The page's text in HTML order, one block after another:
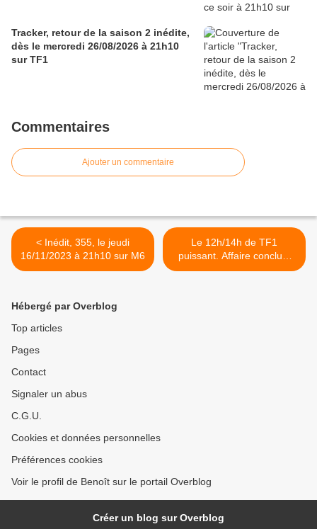
Tracker, retour de la saison 2 inédite,
dès le mercredi 26/08/2026 à 21h10
sur TF1
Commentaires
Ajouter un commentaire
< Inédit, 355, le jeudi
16/11/2023 à 21h10 sur M6
Le 12h/14h de TF1
puissant. Affaire conclue,
N'oubliez pas les paroles et
Hébergé par Overblog
Top articles
Pages
Contact
Signaler un abus
C.G.U.
Cookies et données personnelles
Préférences cookies
Voir le profil de Benoît sur le portail Overblog
Créer un blog sur Overblog